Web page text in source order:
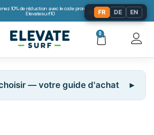
10% de réduction avec le code promo:
Elevatesurf10
0
— votre guide d'achat
FR DE EN